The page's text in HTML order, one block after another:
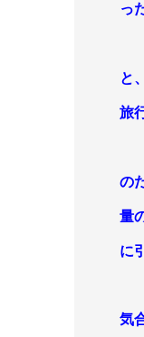
っ
と、
旅
の
量
に
気